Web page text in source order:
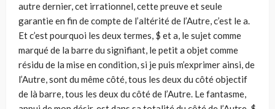
autre dernier, cet irrationnel, cette preuve et seule
garantie en fin de compte de l’altérité de l’Autre, c’est le a.
Et c’est pourquoi les deux termes, $ et a, le sujet comme
marqué de la barre du signifiant, le petit a objet comme
résidu de la mise en condition, si je puis m’exprimer ainsi, de
l’Autre, sont du même côté, tous les deux du côté objectif
de là barre, tous les deux du côté de l’Autre. Le fantasme,